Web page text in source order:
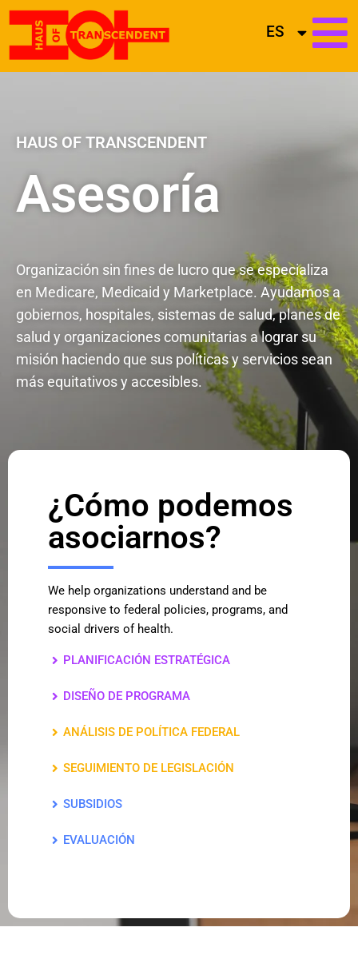
ES
HAUS OF TRANSCENDENT
Asesoría
Organización sin fines de lucro que se especializa
en Medicare, Medicaid y Marketplace. Ayudamos a
gobiernos, hospitales, sistemas de salud, planes de
salud y organizaciones comunitarias a lograr su
misión haciendo que sus políticas y servicios sean
más equitativos y accesibles.
¿Cómo podemos
asociarnos?
We help organizations understand and be
responsive to federal policies, programs, and
social drivers of health.
PLANIFICACIÓN ESTRATÉGICA
DISEÑO DE PROGRAMA
ANÁLISIS DE POLÍTICA FEDERAL
SEGUIMIENTO DE LEGISLACIÓN
SUBSIDIOS
EVALUACIÓN